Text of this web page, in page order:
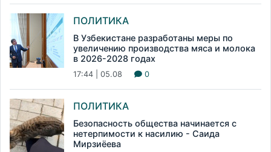
ПОЛИТИКА
В Узбекистане разработаны меры по
увеличению производства мяса и молока
в 2026-2028 годах
17:44 | 05.08 0
ПОЛИТИКА
Безопасность общества начинается с
нетерпимости к насилию - Саида
Мирзиёева